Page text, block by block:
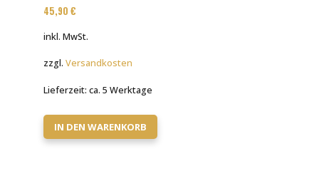
45,90 €
inkl. MwSt.
zzgl. Versandkosten
Lieferzeit: ca. 5 Werktage
IN DEN WARENKORB